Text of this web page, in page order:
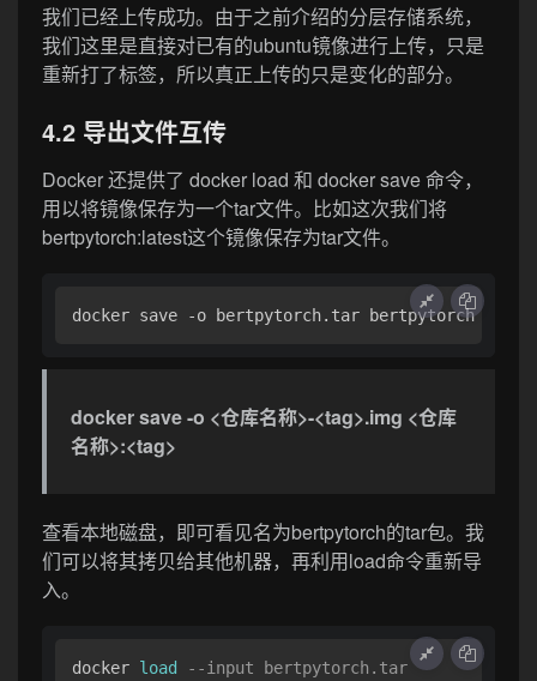
我们已经上传成功。由于之前介绍的分层存储系统，
我们这里是直接对已有的ubuntu镜像进行上传，只是
重新打了标签，所以真正上传的只是变化的部分。
4.2 导出文件互传
Docker 还提供了 docker load 和 docker save 命令，
用以将镜像保存为一个tar文件。比如这次我们将
bertpytorch:latest这个镜像保存为tar文件。
docker save -o bertpytorch.tar bertpytorch
docker save -o <仓库名称>-<tag>.img <仓库
名称>:<tag>
查看本地磁盘，即可看见名为bertpytorch的tar包。我
们可以将其拷贝给其他机器，再利用load命令重新导
入。
docker load --input bertpytorch.tar